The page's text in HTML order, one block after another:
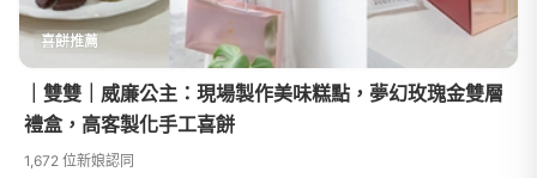
喜餅推薦
｜雙雙｜威廉公主：現場製作美味糕點，夢幻玫瑰金雙層
禮盒，高客製化手工喜餅
1,672 位新娘認同